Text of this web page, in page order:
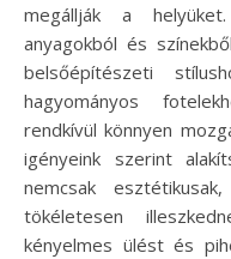
megállják a
anyagokból és
belsőépítészeti
hagyományos
rendkívül könnyen
igényeink szerint
nemcsak
tökéletesen
kényelmes ülést és